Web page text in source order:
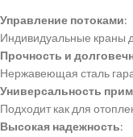
Управление потоками:
Индивидуальные краны
Прочность и
Нержавеющая сталь
Универсальность
Подходит как для
Высокая надежность: